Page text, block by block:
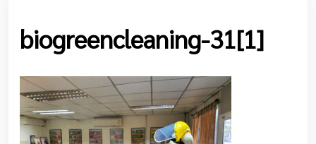
biogreencleaning-31[1]